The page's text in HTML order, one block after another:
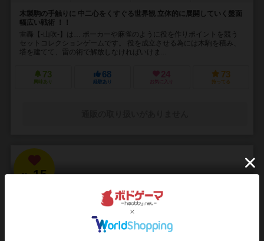
木製駒の手触りに 中二心をくすぐる世界観 立体的に展開していく盤面
幅広い戦術 ！！
雷轟【-山吹-】は… ポーカーや麻雀のように役を作りポイントを競う
セットコレクションゲームです。 役を成立させる為には木駒を積み、
塔を建てて、雷の術で解放しなければいけま...
73
興味あり
68
経験あり
24
お気に入り
73
持ってる
No.15
ブラッドボーン：カードゲーム
Bloodborne: The Card Game